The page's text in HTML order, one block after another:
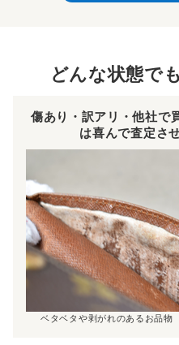
どんな状態で
傷あり・訳アリ・他社で
は喜んで査定さ
ベタベタや剥がれのあるお品物